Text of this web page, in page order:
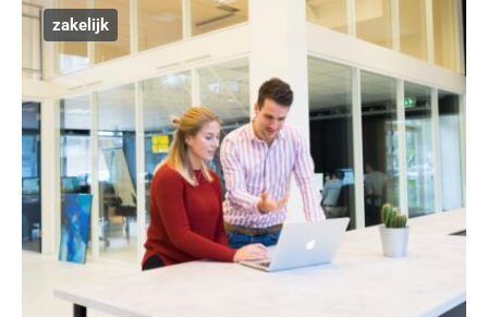
zakelijk